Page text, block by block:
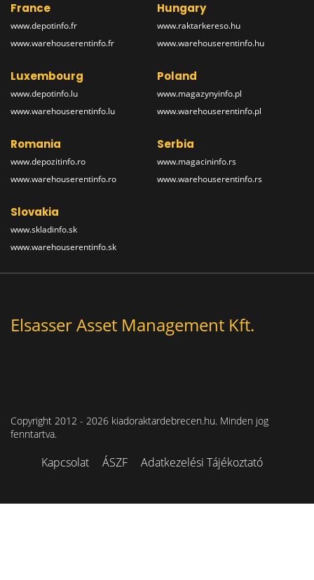
France
www.depotinfo.fr
www.warehouserentinfo.fr
Hungary
www.raktarkereso.hu
www.warehouserentinfo.hu
Luxembourg
www.depotinfo.lu
www.warehouserentinfo.lu
Poland
www.magazynyinfo.pl
www.warehouserentinfo.pl
Romania
www.depozitinfo.ro
www.warehouserentinfo.ro
Serbia
www.magacininfo.rs
www.warehouserentinfo.rs
Slovakia
www.skladinfo.sk
www.warehouserentinfo.sk
Elsasser Asset Management Kft.
Copyright 2012 - 2026 kiadoraktardebrecen.hu. Minden jog
fenntartva.
Kapcsolat ÁSZF Adatkezelési Tájékoztató